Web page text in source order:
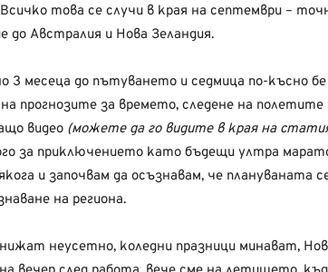
Всичко това се случи в края на септември –
Австралия и Нова Зеландия.
3 месеца до пътуването и седмица по-късно
прогнозите за времето, следене на полетите
видео (можете да го видите в края на
за приключението като бъдещи ултра
и започвам да осъзнавам, че плануваната
на региона.
неусетно, коледни празници минават,